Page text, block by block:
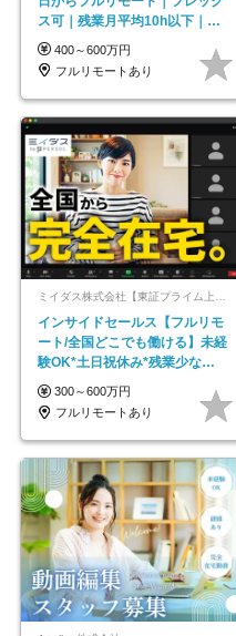
ス可｜残業月平均10h以下｜事
業立ち上げメンバー
400～600万円
フルリモートあり
ミイダス株式会社【東証プライム上場パーソルグループ】
インサイドセールス【フルリモ
ート/全国どこでも働ける】未経
験OK*土日祝休み*残業少なめ*
在宅勤務手当あり
300～600万円
フルリモートあり